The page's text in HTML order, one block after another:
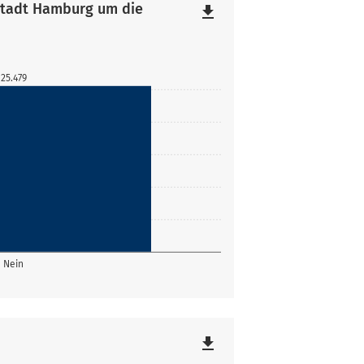
Nein
25.479
Hamburg um die file_download
file_download